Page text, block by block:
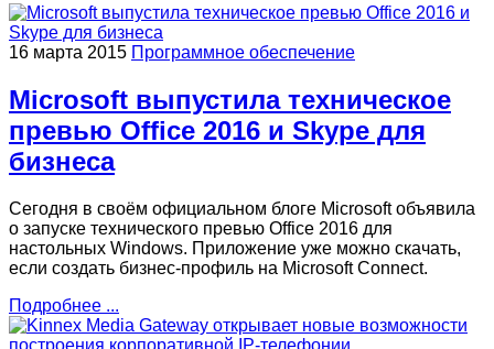
16 марта 2015 Программное обеспечение
Microsoft выпустила техническое
превью Office 2016 и Skype для
бизнеса
Сегодня в своём официальном блоге Microsoft объявила
о запуске технического превью Office 2016 для
настольных Windows. Приложение уже можно скачать,
если создать бизнес-профиль на Microsoft Connect.
Подробнее ...